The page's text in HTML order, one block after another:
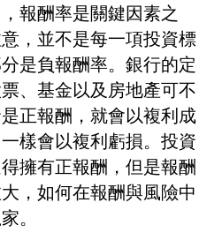
報酬率是關鍵因素之
，並不是每一項投資標
是負報酬率。銀行的定
、基金以及房地產可不
正報酬，就會以複利成
樣會以複利虧損。投資
擁有正報酬，但是報酬
，如何在報酬與風險中
。